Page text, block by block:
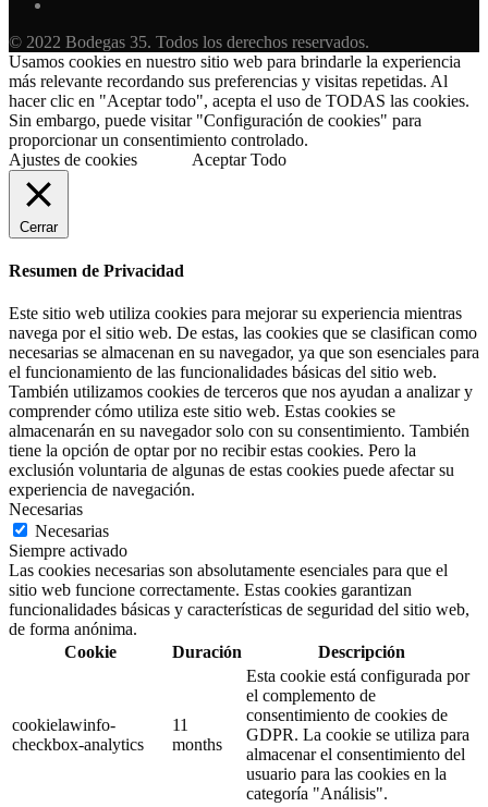
© 2022 Bodegas 35. Todos los derechos reservados.
Usamos cookies en nuestro sitio web para brindarle la experiencia
más relevante recordando sus preferencias y visitas repetidas. Al
hacer clic en "Aceptar todo", acepta el uso de TODAS las cookies.
Sin embargo, puede visitar "Configuración de cookies" para
proporcionar un consentimiento controlado.
Ajustes de cookies
Aceptar Todo
Cerrar
Resumen de Privacidad
Este sitio web utiliza cookies para mejorar su experiencia mientras
navega por el sitio web. De estas, las cookies que se clasifican como
necesarias se almacenan en su navegador, ya que son esenciales para
el funcionamiento de las funcionalidades básicas del sitio web.
También utilizamos cookies de terceros que nos ayudan a analizar y
comprender cómo utiliza este sitio web. Estas cookies se
almacenarán en su navegador solo con su consentimiento. También
tiene la opción de optar por no recibir estas cookies. Pero la
exclusión voluntaria de algunas de estas cookies puede afectar su
experiencia de navegación.
Necesarias
Necesarias
Siempre activado
Las cookies necesarias son absolutamente esenciales para que el
sitio web funcione correctamente. Estas cookies garantizan
funcionalidades básicas y características de seguridad del sitio web,
de forma anónima.
Cookie
Duración Descripción
cookielawinfo-
checkbox-analytics
11
months
Esta cookie está configurada por
el complemento de
consentimiento de cookies de
GDPR. La cookie se utiliza para
almacenar el consentimiento del
usuario para las cookies en la
categoría "Análisis".